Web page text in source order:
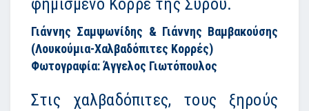
φημισμένο Κορρέ της Σύρου.
Γιάννης Σαμψωνίδης & Γιάννης Βαμβακούσης
(Λουκούμια-Χαλβαδόπιτες Κορρές)
Φωτογραφία: Άγγελος Γιωτόπουλος
Στις χαλβαδόπιτες, τους ξηρούς